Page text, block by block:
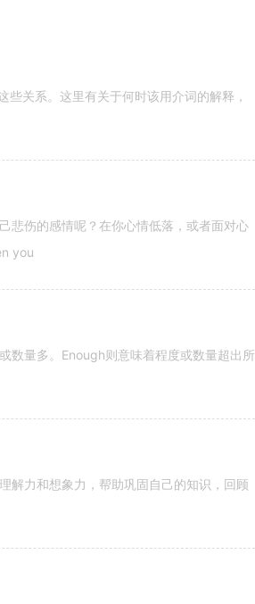
关系。这里有关于何时该用介词的解释，
悲伤的感情呢？在你心情低落，或者面对心
you
数量多。Enough则意味着程度或数量超出所
解力和想象力，帮助巩固自己的知识，回顾